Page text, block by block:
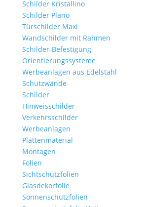
Schilder Kristallino
Schilder Plano
Türschilder Maxi
Wandschilder mit Rahmen
Schilder-Befestigung
Orientierungssysteme
Werbeanlagen aus Edelstahl
Schutzwände
Schilder
Hinweisschilder
Verkehrsschilder
Werbeanlagen
Plattenmaterial
Montagen
Folien
Sichtschutzfolien
Glasdekorfolie
Sonnenschutzfolien